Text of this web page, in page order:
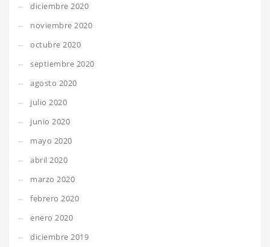
diciembre 2020
noviembre 2020
octubre 2020
septiembre 2020
agosto 2020
julio 2020
junio 2020
mayo 2020
abril 2020
marzo 2020
febrero 2020
enero 2020
diciembre 2019